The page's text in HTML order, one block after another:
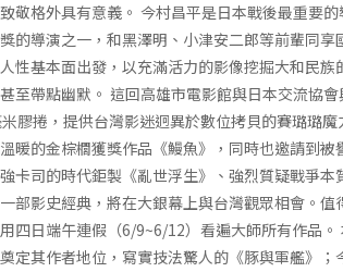
敬格外具有意義。 今村昌平是日本戰後最重要
的導演之一，和黑澤明、小津安二郎等前輩同
性基本面出發，以充滿活力的影像挖掘大和民
至帶點幽默。 這回高雄市電影館與日本交流協
膠捲，提供台灣影迷迥異於數位拷貝的賽璐璐
暖的金棕櫚獲獎作品《鰻魚》，同時也邀請到
卡司的時代鉅製《亂世浮生》、強烈質疑戰爭
影史經典，將在大銀幕上與台灣觀眾相會。值
四日端午連假（6/9~6/12）看遍大師所有作品
定其作者地位，寫實技法驚人的《豚與軍艦》